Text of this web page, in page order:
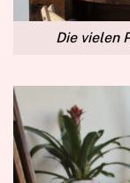
Die vielen